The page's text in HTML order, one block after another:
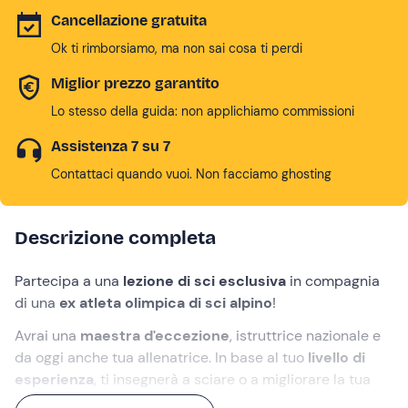
Cancellazione gratuita
Ok ti rimborsiamo, ma non sai cosa ti perdi
Miglior prezzo garantito
Lo stesso della guida: non applichiamo commissioni
Assistenza 7 su 7
Contattaci quando vuoi. Non facciamo ghosting
Descrizione completa
Partecipa a una lezione di sci esclusiva in compagnia
di una ex atleta olimpica di sci alpino!
Avrai una maestra d'eccezione, istruttrice nazionale e
da oggi anche tua allenatrice. In base al tuo livello di
esperienza, ti insegnerà a sciare o a migliorare la tua
performance sugli sci, accompagnandoti su